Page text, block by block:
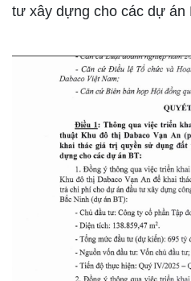
tư xây dựng cho các dự án